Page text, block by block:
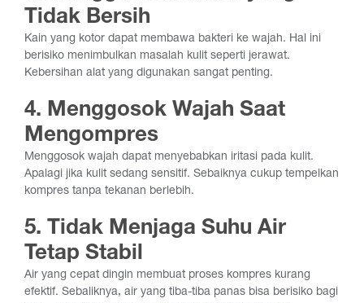
Tidak Bersih
Kain yang kotor dapat membawa bakteri ke wajah. Hal ini
berisiko menimbulkan masalah kulit seperti jerawat.
Kebersihan alat yang digunakan sangat penting.
4. Menggosok Wajah Saat
Mengompres
Menggosok wajah dapat menyebabkan iritasi pada kulit.
Apalagi jika kulit sedang sensitif. Sebaiknya cukup tempelkan
kompres tanpa tekanan berlebih.
5. Tidak Menjaga Suhu Air
Tetap Stabil
Air yang cepat dingin membuat proses kompres kurang
efektif. Sebaliknya, air yang tiba-tiba panas bisa berisiko bagi